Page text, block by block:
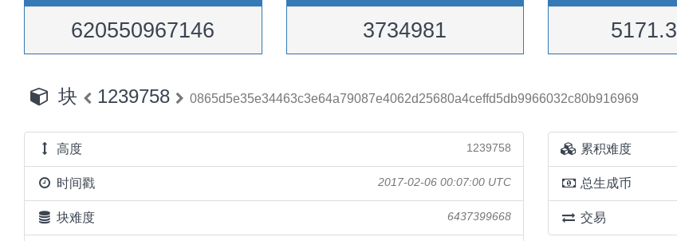
620550967146 3734981 5171.3
块 1239758 0865d5e35e34463c3e64a79087e4062d25680a4ceffd5db9966032c80b916969
高度 1239758
时间戳 2017-02-06 00:07:00 UTC
块难度 6437399668
累积难度
总生成币
交易